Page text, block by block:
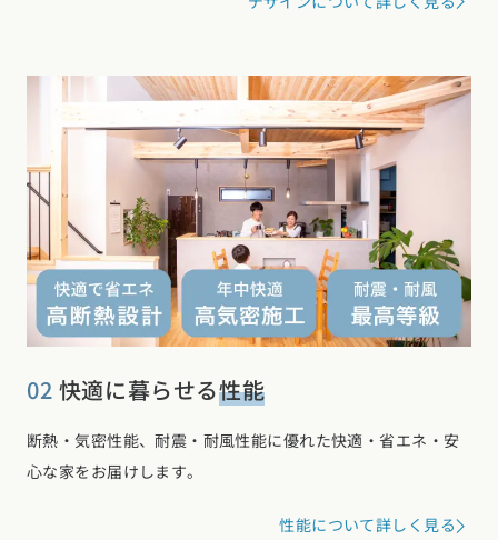
02 快適に暮らせる性能
断熱・気密性能、耐震・耐風性能に優れた快適・省エネ・安
心な家をお届けします。
性能について詳しく見る